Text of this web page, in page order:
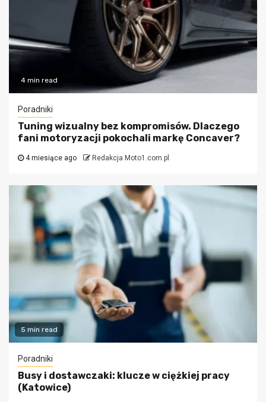
4 min read
Poradniki
Tuning wizualny bez kompromisów. Dlaczego
fani motoryzacji pokochali markę Concaver?
4 miesiące ago Redakcja Moto1.com.pl
5 min read
Poradniki
Busy i dostawczaki: klucze w ciężkiej pracy
(Katowice)